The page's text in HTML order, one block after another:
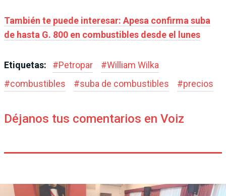
También te puede interesar: Apesa confirma suba
de hasta G. 800 en combustibles desde el lunes
Etiquetas: #Petropar #William Wilka
#combustibles #suba de combustibles #precios
Déjanos tus comentarios en Voiz